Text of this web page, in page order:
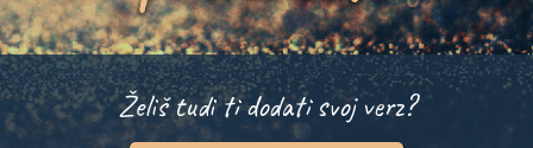
Želiš tudi ti dodati svoj verz?